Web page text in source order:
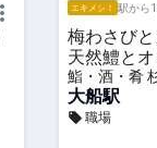
エキメシ！ 駅から
梅わさび
天然鱧と
鮨・酒・肴
大船駅
職場